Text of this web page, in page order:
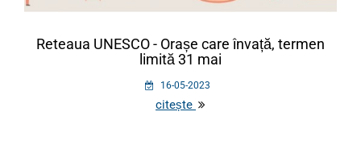
Reteaua UNESCO - Orașe care învață, termen
limită 31 mai
16-05-2023
citește